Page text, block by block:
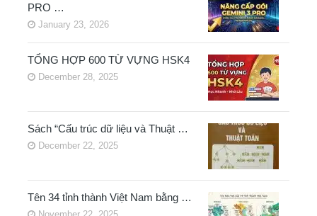
PRO …
January 23, 2026
TỔNG HỢP 600 TỪ VỰNG HSK4
December 28, 2025
Sách “Cấu trúc dữ liệu và Thuật …
December 22, 2025
Tên 34 tỉnh thành Việt Nam bằng …